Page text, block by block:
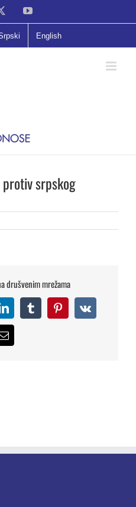
YouTube
English
srpskog
drušvenim mrežama
LinkedInTumblrPinterest
Vk
Email